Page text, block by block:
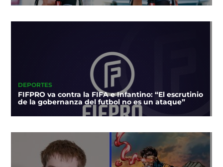
DEPORTES
FIFPRO va contra la FIFA e Infantino: “El escrutinio
de la gobernanza del futbol no es un ataque”